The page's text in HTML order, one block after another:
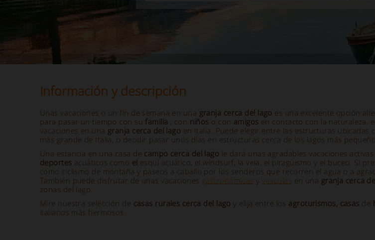
Información y descripción
Unas vacaciones o un fin de semana en una granja cerca del lago es una excelente opción
para pasar un tiempo con su familia , con niños o con amigos en contacto con la naturaleza,
vacaciones en una granja cerca del lago en Italia. Puede elegir entre las estructuras ubicadas
más grande de Italia, o decidir pasar unos días en estructuras cerca de los lagos más
Una estancia en una casa de campo cerca del lago le dará unas agradables vacaciones
deportes acuáticos como el esquí acuático, el windsurf, la vela, el piragüismo y el buceo. Si
como ciclismo de montaña y paseos a caballo por los senderos que recorren el agua o a
También puede disfrutar de unas vacaciones gastronómicas yvinícolas en una granja cerca
zonas del lago.
Mire nuestra selección de casas rurales cerca del lago y elija entre los agroturismos, casas de
italianos más hermosos.